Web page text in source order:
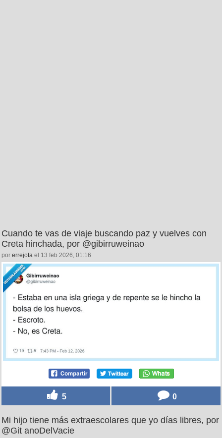
Cuando te vas de viaje buscando paz y vuelves con
Creta hinchada, por @gibirruweinao
por errejota el 13 feb 2026, 01:16
5 0
Mi hijo tiene más extraescolares que yo días libres, por
@Git anoDelVacie